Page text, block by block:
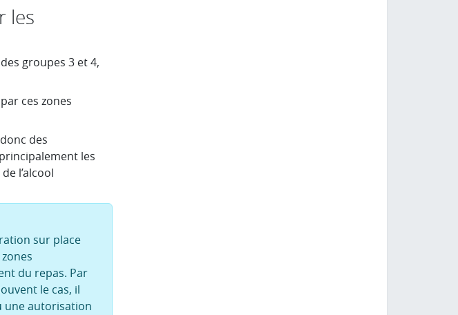
les
groupes 3 et 4,
ces zones
des
les
l’alcool
sur place
du repas. Par
le cas, il
une autorisation